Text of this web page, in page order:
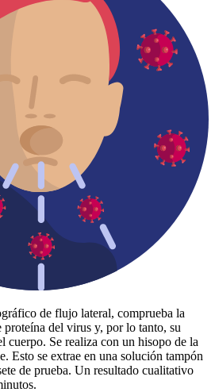
de flujo lateral, comprueba la
proteína del virus y, por lo tanto, su
cuerpo. Se realiza con un hisopo de la
Esto se extrae en una solución tampón
de prueba. Un resultado cualitativo